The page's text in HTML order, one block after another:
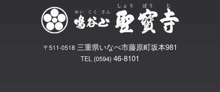
〒511-0518 三重県いなべ市藤原町坂本981
TEL (0594) 46-8101